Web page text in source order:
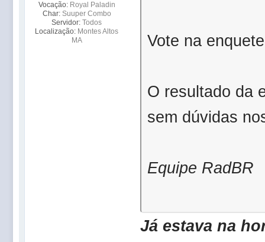
Vocação: Royal Paladin
Char: Suuper Combo
Servidor: Todos
Localização: Montes Altos
MA
Vote na
O resultado da
sem dúvidas
Equipe RadBR
Já estava na